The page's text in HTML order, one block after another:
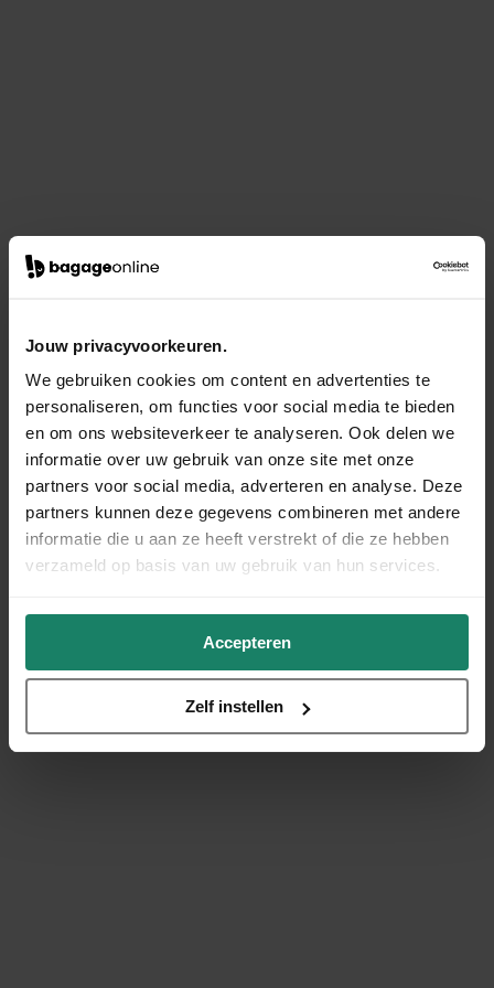
Jouw privacyvoorkeuren.
We gebruiken cookies om content en advertenties te
personaliseren, om functies voor social media te bieden
en om ons websiteverkeer te analyseren. Ook delen we
informatie over uw gebruik van onze site met onze
partners voor social media, adverteren en analyse. Deze
partners kunnen deze gegevens combineren met andere
informatie die u aan ze heeft verstrekt of die ze hebben
verzameld op basis van uw gebruik van hun services.
Accepteren
Zelf instellen